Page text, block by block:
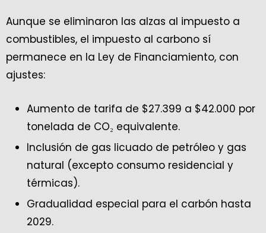
Aunque se eliminaron las alzas al impuesto a
combustibles, el impuesto al carbono sí
permanece en la Ley de Financiamiento, con
ajustes:
Aumento de tarifa de $27.399 a $42.000 por
tonelada de CO₂ equivalente.
Inclusión de gas licuado de petróleo y gas
natural (excepto consumo residencial y
térmicas).
Gradualidad especial para el carbón hasta
2029.